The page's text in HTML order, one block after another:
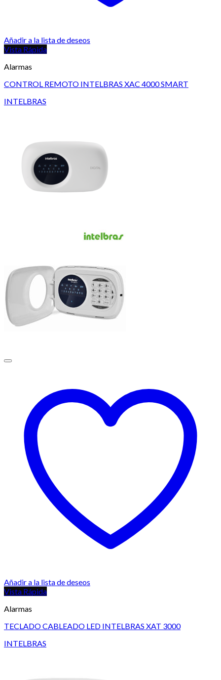
Añadir a la lista de deseos
Vista Rápida
Alarmas
CONTROL REMOTO INTELBRAS XAC 4000 SMART
INTELBRAS
Añadir a la lista de deseos
Vista Rápida
Alarmas
TECLADO CABLEADO LED INTELBRAS XAT 3000
INTELBRAS